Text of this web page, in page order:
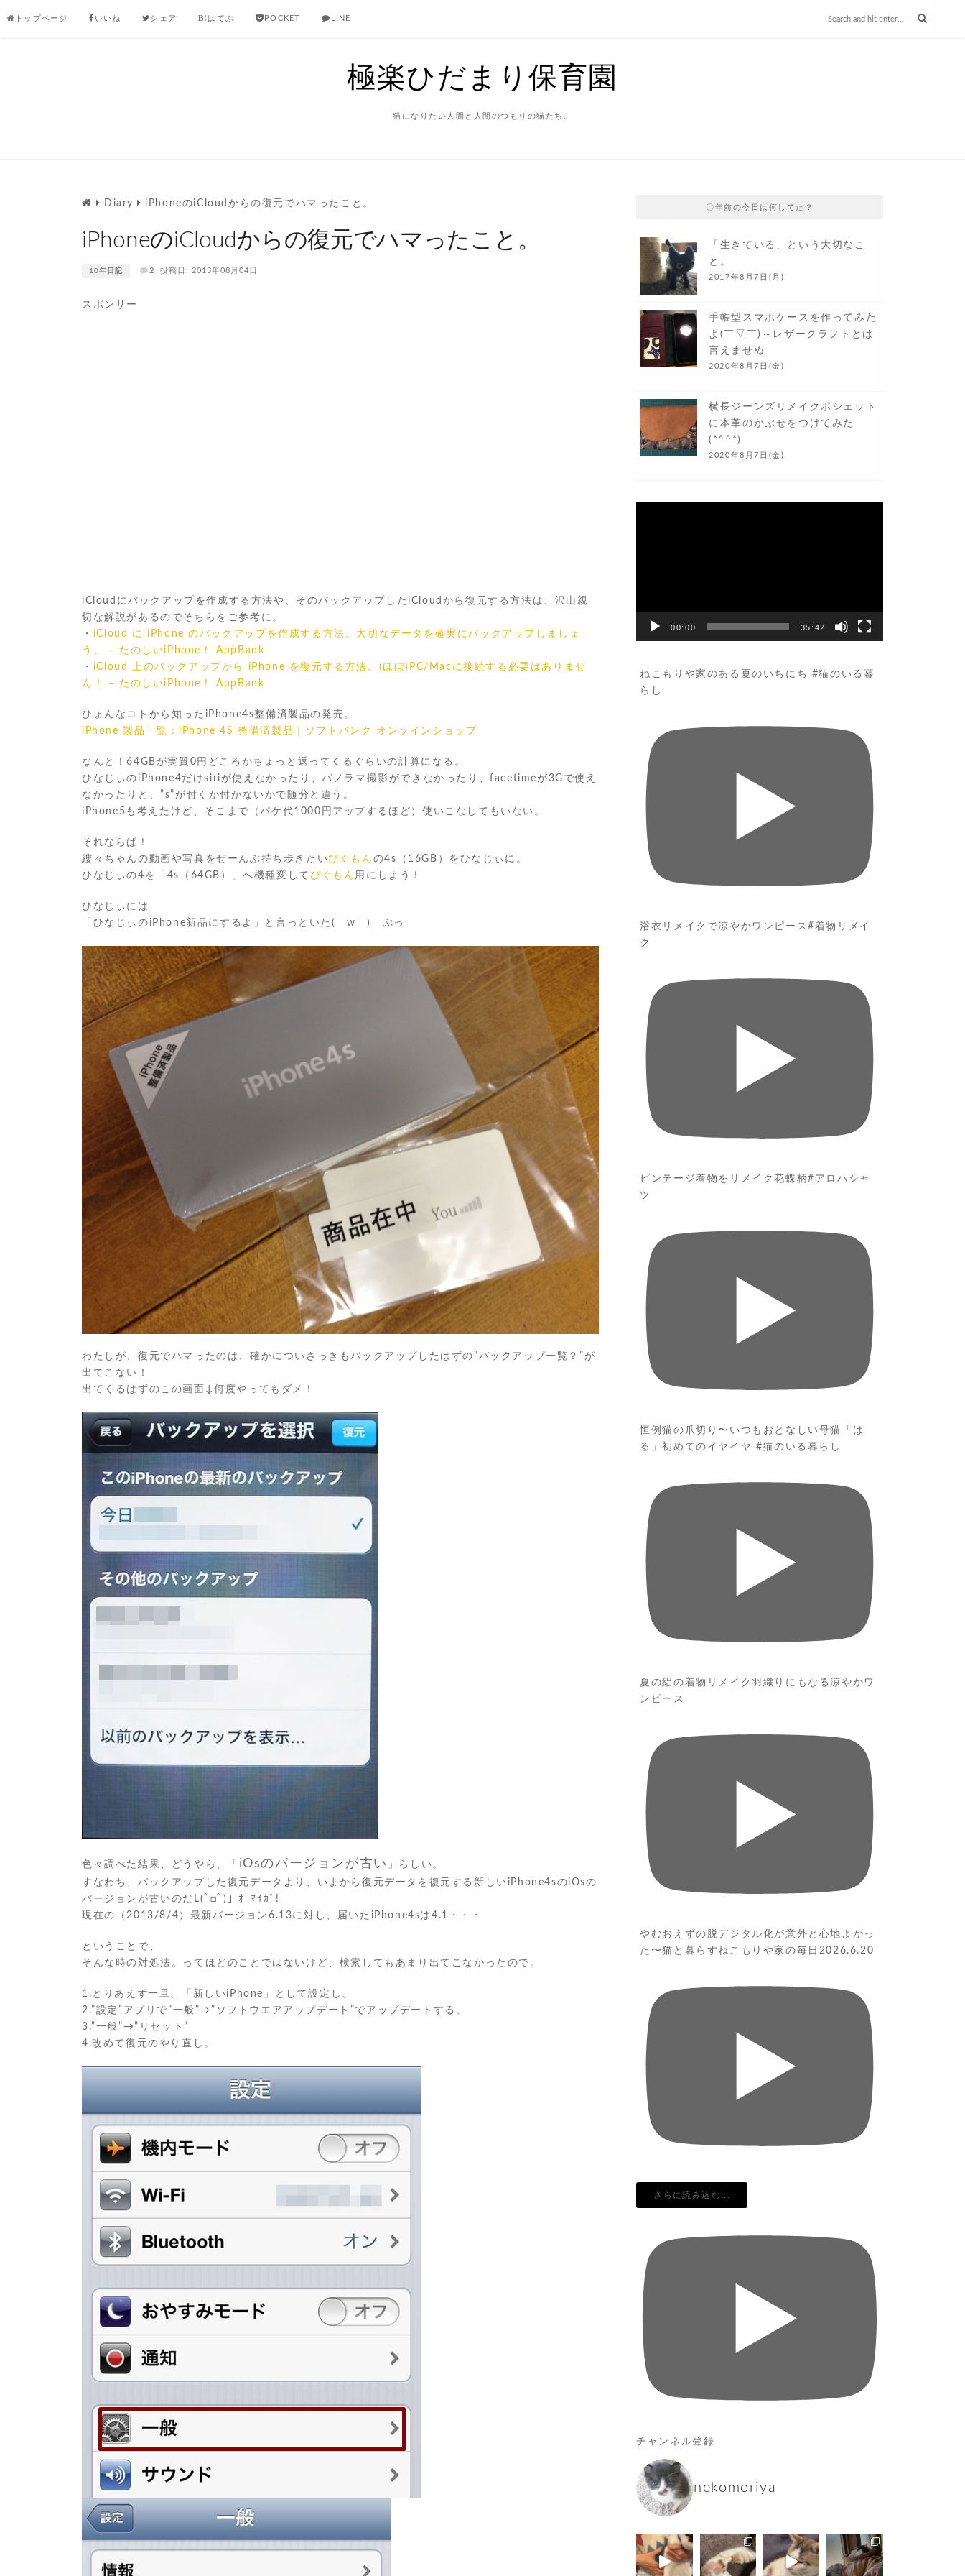
to
トップページ いいね シェア はてぶ POCKET LINE
極楽ひだまり保育園
猫になりたい人間と人間のつもりの猫たち。
Diary iPhoneのiCloudからの復元でハマったこと。
iPhoneのiCloudからの復元でハマったこと。
10年日記 2 投稿日: 2013年08月04日
スポンサー
iCloudにバックアップを作成する方法や、そのバックアップしたiCloudから復元する方法は、沢山親
切な解説があるのでそちらをご参考に。
・ iCloud に iPhone のバックアップを作成する方法。大切なデータを確実にバックアップしましょ
う。 – たのしいiPhone！ AppBank
・ iCloud 上のバックアップから iPhone を復元する方法。(ほぼ)PC/Macに接続する必要はありませ
ん！ – たのしいiPhone！ AppBank
ひょんなコトから知ったiPhone4s整備済製品の発売。
iPhone 製品一覧：iPhone 4S 整備済製品｜ソフトバンク オンラインショップ
なんと！64GBが実質0円どころかちょっと返ってくるぐらいの計算になる。
ひなじぃのiPhone4だけsiriが使えなかったり、パノラマ撮影ができなかったり、facetimeが3Gで使え
なかったりと、”s”が付くか付かないかで随分と違う。
iPhone5も考えたけど、そこまで（パケ代1000円アップするほど）使いこなしてもいない。
それならば！
縷々ちゃんの動画や写真をぜーんぶ持ち歩きたい ぴぐもん の4s（16GB）をひなじぃに。
ひなじぃの4を「4s（64GB）」へ機種変して ぴぐもん 用にしよう！
ひなじぃには
「ひなじぃのiPhone新品にするよ」と言っといた(￣w￣) ぷっ
わたしが、復元でハマったのは、確かについさっきもバックアップしたはずの”バックアップ一覧？”が
出てこない！
出てくるはずのこの画面↓何度やってもダメ！
色々調べた結果、どうやら、「 iOsのバージョンが古い 」らしい。
すなわち、バックアップした復元データより、いまから復元データを復元する新しいiPhone4sのiOsの
バージョンが古いのだL(ﾟ□ﾟ)」ｵｰﾏｲｶﾞ!
現在の（2013/8/4）最新バージョン6.13に対し、届いたiPhone4sは4.1・・・
ということで、
そんな時の対処法。ってほどのことではないけど、検索してもあまり出てこなかったので。
1.とりあえず一旦、「新しいiPhone」として設定し、
2.”設定”アプリで”一般”→”ソフトウエアアップデート”でアップデートする。
3.”一般”→”リセット”
4.改めて復元のやり直し。
〇年前の今日は何してた？
「生きている」という大切なこ
と。
2017年8月7日(月)
手帳型スマホケースを作ってみた
よ(￣▽￣)～レザークラフトとは
言えませぬ
2020年8月7日(金)
横長ジーンズリメイクポシェット
に本革のかぶせをつけてみた
(*^^*)
2020年8月7日(金)
00:00 35:42
ねこもりや家のある夏のいちにち #猫のいる暮
らし
浴衣リメイクで涼やかワンピース#着物リメイ
ク
ビンテージ着物をリメイク花蝶柄#アロハシャ
ツ
恒例猫の爪切り〜いつもおとなしい母猫「は
る」初めてのイヤイヤ #猫のいる暮らし
夏の絽の着物リメイク羽織りにもなる涼やかワ
ンピース
やむおえずの脱デジタル化が意外と心地よかっ
た〜猫と暮らすねこもりや家の毎日2026.6.20
さらに読み込む...
チャンネル登録
nekomoriya